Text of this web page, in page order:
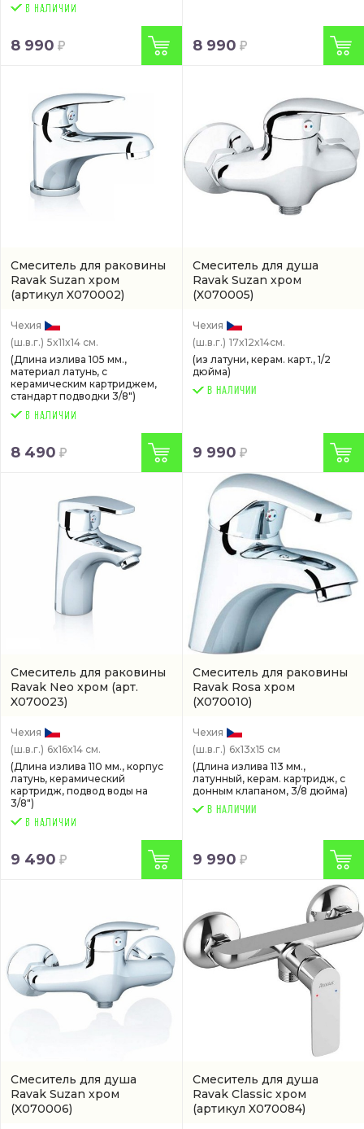
8 990 8 990
Смеситель для раковины
Ravak Suzan хром
(артикул X070002)
Чехия
(ш.в.г.) 5x11x14 см.
(Длина излива 105 мм.,
материал латунь, с
керамическим картриджем,
стандарт подводки 3/8")
8 490
Смеситель для душа
Ravak Suzan хром
(X070005)
Чехия
(ш.в.г.) 17x12x14см.
(из латуни, керам. карт., 1/2
дюйма)
В НАЛИЧИИ
9 990
Смеситель для раковины
Ravak Neo хром (арт.
X070023)
Чехия
(ш.в.г.) 6x16x14 см.
(Длина излива 110 мм., корпус
латунь, керамический
картридж, подвод воды на
3/8")
9 490
Смеситель для раковины
Ravak Rosa хром
(X070010)
Чехия
(ш.в.г.) 6x13x15 см
(Длина излива 113 мм.,
латунный, керам. картридж, с
донным клапаном, 3/8 дюйма)
В НАЛИЧИИ
9 990
Смеситель для душа
Ravak Suzan хром
(X070006)
Смеситель для душа
Ravak Classic хром
(артикул X070084)